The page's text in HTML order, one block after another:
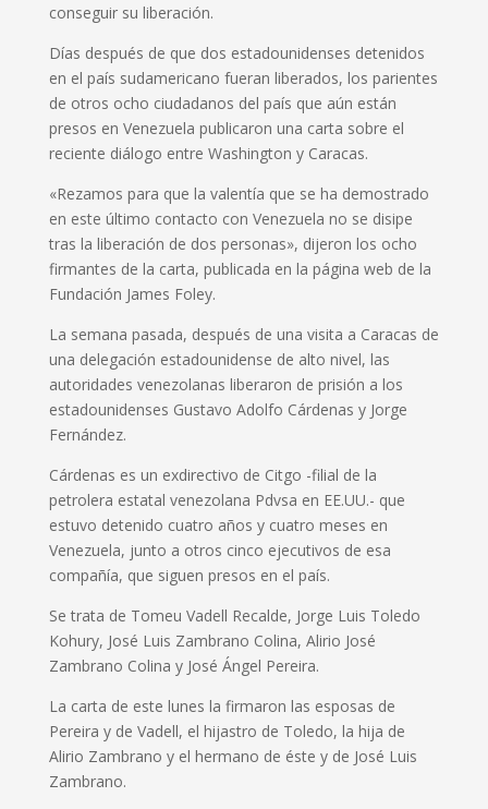
conseguir su liberación.
Días después de que dos estadounidenses detenidos
en el país sudamericano fueran liberados, los parientes
de otros ocho ciudadanos del país que aún están
presos en Venezuela publicaron una carta sobre el
reciente diálogo entre Washington y Caracas.
«Rezamos para que la valentía que se ha demostrado
en este último contacto con Venezuela no se disipe
tras la liberación de dos personas», dijeron los ocho
firmantes de la carta, publicada en la página web de la
Fundación James Foley.
La semana pasada, después de una visita a Caracas de
una delegación estadounidense de alto nivel, las
autoridades venezolanas liberaron de prisión a los
estadounidenses Gustavo Adolfo Cárdenas y Jorge
Fernández.
Cárdenas es un exdirectivo de Citgo -filial de la
petrolera estatal venezolana Pdvsa en EE.UU.- que
estuvo detenido cuatro años y cuatro meses en
Venezuela, junto a otros cinco ejecutivos de esa
compañía, que siguen presos en el país.
Se trata de Tomeu Vadell Recalde, Jorge Luis Toledo
Kohury, José Luis Zambrano Colina, Alirio José
Zambrano Colina y José Ángel Pereira.
La carta de este lunes la firmaron las esposas de
Pereira y de Vadell, el hijastro de Toledo, la hija de
Alirio Zambrano y el hermano de éste y de José Luis
Zambrano.